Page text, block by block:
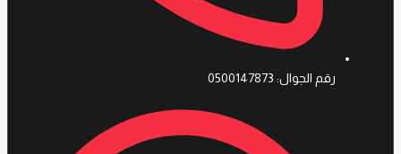
رقم الجوال: 0500147873